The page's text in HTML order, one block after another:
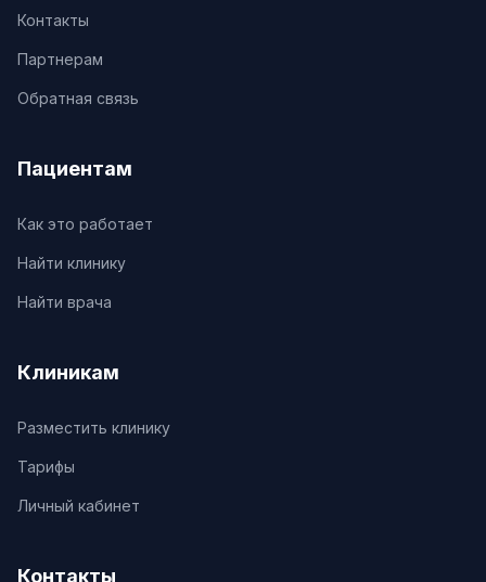
Контакты
Партнерам
Обратная связь
Пациентам
Как это работает
Найти клинику
Найти врача
Клиникам
Разместить клинику
Тарифы
Личный кабинет
Контакты